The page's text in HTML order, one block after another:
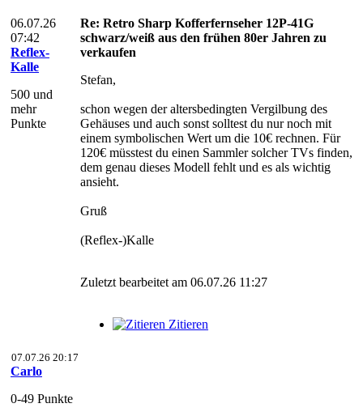
06.07.26
07:42
Reflex-
Kalle
500 und
mehr
Punkte
Re: Retro Sharp Kofferfernseher 12P-41G
schwarz/weiß aus den frühen 80er Jahren zu
verkaufen
Stefan,
schon wegen der altersbedingten Vergilbung des
Gehäuses und auch sonst solltest du nur noch mit
einem symbolischen Wert um die 10€ rechnen. Für
120€ müsstest du einen Sammler solcher TVs finden,
dem genau dieses Modell fehlt und es als wichtig
ansieht.
Gruß
(Reflex-)Kalle
Zuletzt bearbeitet am 06.07.26 11:27
Zitieren
07.07.26 20:17
Carlo
0-49 Punkte